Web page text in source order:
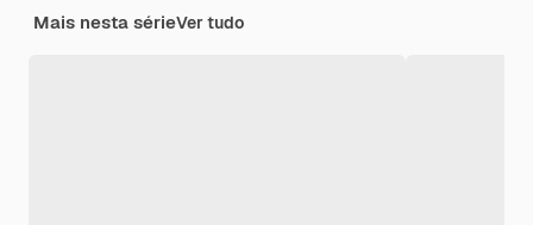
Mais nesta sérieVer tudo